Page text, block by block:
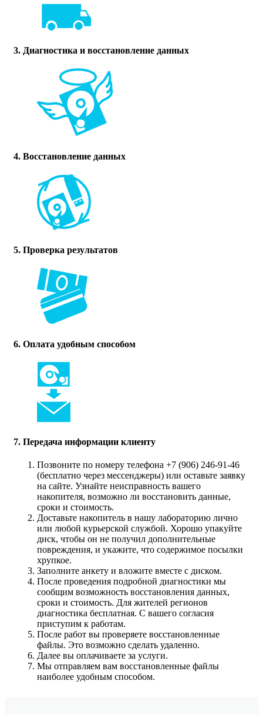
3. Диагностика и восстановление данных
4. Восстановление данных
5. Проверка результатов
6. Оплата удобным способом
7. Передача информации клиенту
Позвоните по номеру телефона +7 (906) 246-91-46
(бесплатно через мессенджеры) или оставьте заявку
на сайте. Узнайте неисправность вашего
накопителя, возможно ли восстановить данные,
сроки и стоимость.
Доставьте накопитель в нашу лабораторию лично
или любой курьерской службой. Хорошо упакуйте
диск, чтобы он не получил дополнительные
повреждения, и укажите, что содержимое посылки
хрупкое.
Заполните анкету и вложите вместе с диском.
После проведения подробной диагностики мы
сообщим возможность восстановления данных,
сроки и стоимость. Для жителей регионов
диагностика бесплатная. С вашего согласия
приступим к работам.
После работ вы проверяете восстановленные
файлы. Это возможно сделать удаленно.
Далее вы оплачиваете за услуги.
Мы отправляем вам восстановленные файлы
наиболее удобным способом.